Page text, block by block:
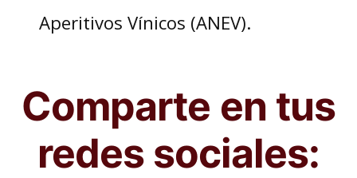
Aperitivos Vínicos (ANEV).
Comparte en tus
redes sociales: